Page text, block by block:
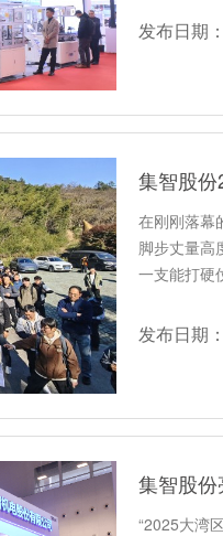
发布日期
集智股
在刚刚落幕
脚步丈量
一支能打硬
发布日期
集智股
“2025大湾